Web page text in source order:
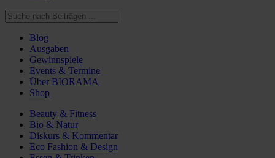
Blog
Ausgaben
Gewinnspiele
Events & Termine
Über BIORAMA
Shop
Beauty & Fitness
Bio & Natur
Diskurs & Kommentar
Eco Fashion & Design